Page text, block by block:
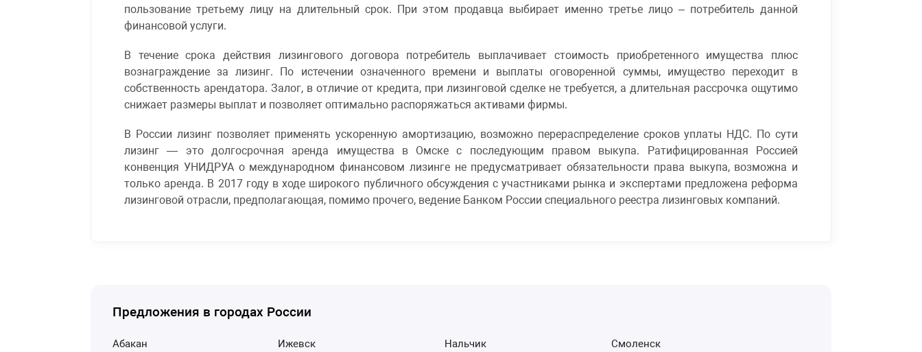
пользование третьему лицу на длительный срок. При этом продавца выбирает именно третье лицо – потребитель данной
финансовой услуги.
В течение срока действия лизингового договора потребитель выплачивает стоимость приобретенного имущества плюс
вознаграждение за лизинг. По истечении означенного времени и выплаты оговоренной суммы, имущество переходит в
собственность арендатора. Залог, в отличие от кредита, при лизинговой сделке не требуется, а длительная рассрочка ощутимо
снижает размеры выплат и позволяет оптимально распоряжаться активами фирмы.
В России лизинг позволяет применять ускоренную амортизацию, возможно перераспределение сроков уплаты НДС. По сути
лизинг — это долгосрочная аренда имущества в Омске с последующим правом выкупа. Ратифицированная Россией
конвенция УНИДРУА о международном финансовом лизинге не предусматривает обязательности права выкупа, возможна и
только аренда. В 2017 году в ходе широкого публичного обсуждения с участниками рынка и экспертами предложена реформа
лизинговой отрасли, предполагающая, помимо прочего, ведение Банком России специального реестра лизинговых компаний.
Предложения в городах России
Абакан
Ижевск
Нальчик
Смоленск